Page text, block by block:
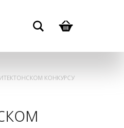
Search
КОНКУРСУ